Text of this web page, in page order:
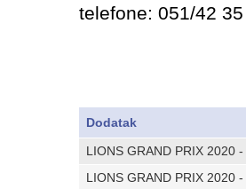
telefone: 051/42
Dodatak
LIONS GRAND PRIX 2020
LIONS GRAND PRIX 2020